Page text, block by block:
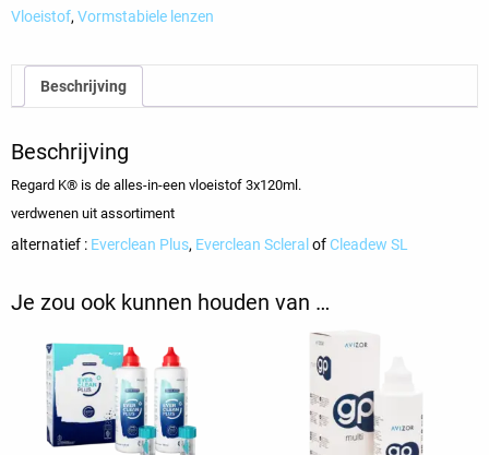
Vloeistof, Vormstabiele lenzen
Beschrijving
Beschrijving
Regard K® is de alles-in-een vloeistof 3x120ml.
verdwenen uit assortiment
alternatief : Everclean Plus, Everclean Scleral ofCleadew SL
Je zou ook kunnen houden van …